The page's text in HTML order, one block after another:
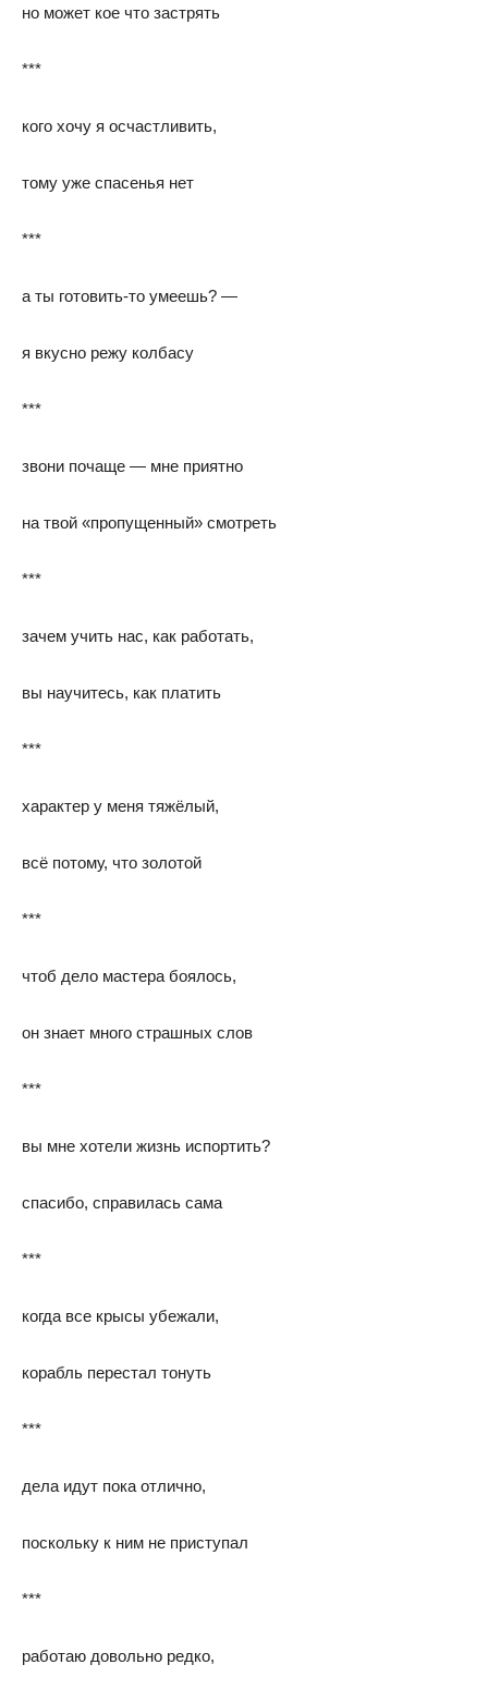
но может кое что застрять
***
кого хочу я осчастливить,
тому уже спасенья нет
***
а ты готовить-то умеешь? —
я вкусно режу колбасу
***
звони почаще — мне приятно
на твой «пропущенный» смотреть
***
зачем учить нас, как работать,
вы научитесь, как платить
***
характер у меня тяжёлый,
всё потому, что золотой
***
чтоб дело мастера боялось,
он знает много страшных слов
***
вы мне хотели жизнь испортить?
спасибо, справилась сама
***
когда все крысы убежали,
корабль перестал тонуть
***
дела идут пока отлично,
поскольку к ним не приступал
***
работаю довольно редко,